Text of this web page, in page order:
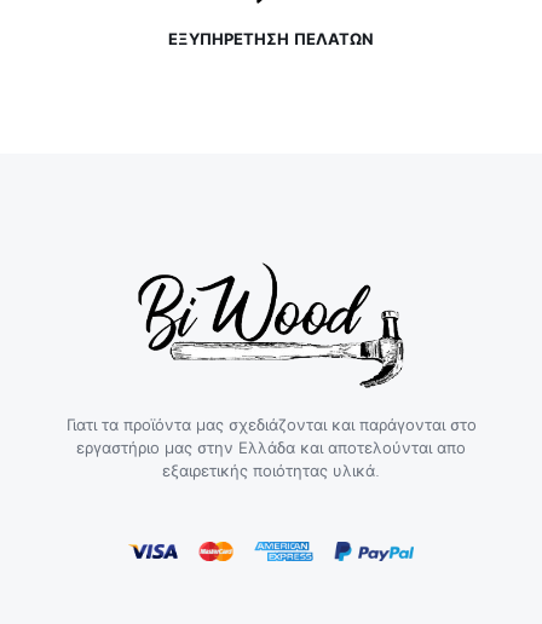
ΕΞΥΠΗΡΕΤΗΣΗ ΠΕΛΑΤΩΝ
Γιατι τα προϊόντα μας σχεδιάζονται και παράγονται στο
εργαστήριο μας στην Ελλάδα και αποτελούνται απο
εξαιρετικής ποιότητας υλικά.